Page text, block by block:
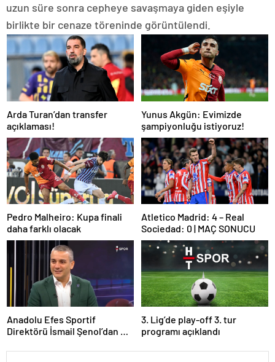
uzun süre sonra cepheye savaşmaya giden eşiyle
birlikte bir cenaze töreninde görüntülendi.
Arda Turan’dan transfer
açıklaması!
Yunus Akgün: Evimizde
şampiyonluğu istiyoruz!
Pedro Malheiro: Kupa finali
daha farklı olacak
Atletico Madrid: 4 – Real
Sociedad: 0 | MAÇ SONUCU
Anadolu Efes Sportif
Direktörü İsmail Şenol’dan HT
Four’un hayalini kuruyorduk!
3. Lig’de play-off 3. tur
programı açıklandı